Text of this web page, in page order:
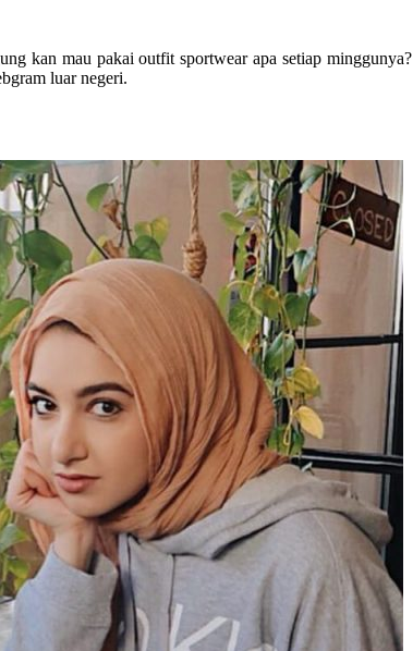
kan mau pakai outfit sportwear apa setiap minggunya?
luar negeri.